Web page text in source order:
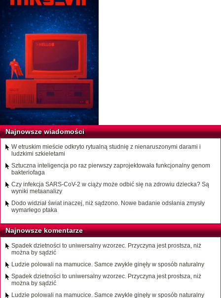
Najnowsze wiadomości
W etruskim mieście odkryto rytualną studnię z nienaruszonymi darami i
ludzkimi szkieletami
Sztuczna inteligencja po raz pierwszy zaprojektowała funkcjonalny genom
bakteriofaga
Czy infekcja SARS-CoV-2 w ciąży może odbić się na zdrowiu dziecka? Są
wyniki metaanalizy
Dodo widział świat inaczej, niż sądzono. Nowe badanie odsłania zmysły
wymarłego ptaka
Najnowsze komentarze
Spadek dzietności to uniwersalny wzorzec. Przyczyna jest prostsza, niż
można by sądzić
Ludzie polowali na mamucice. Samce zwykle ginęły w sposób naturalny
Spadek dzietności to uniwersalny wzorzec. Przyczyna jest prostsza, niż
można by sądzić
Ludzie polowali na mamucice. Samce zwykle ginęły w sposób naturalny